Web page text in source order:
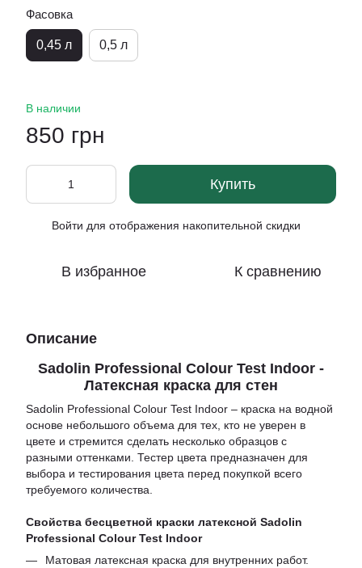
Фасовка
0,45 л 0,5 л
В наличии
850 грн
Купить
Войти для отображения накопительной скидки
В избранное К сравнению
Описание
Sadolin Professional Colour Test Indoor -
Латексная краска для стен
Sadolin Professional Colour Test Indoor – краска на водной
основе небольшого объема для тех, кто не уверен в
цвете и стремится сделать несколько образцов с
разными оттенками. Тестер цвета предназначен для
выбора и тестирования цвета перед покупкой всего
требуемого количества.
Свойства бесцветной краски латексной Sadolin
Professional Colour Test Indoor
Матовая латексная краска для внутренних работ.